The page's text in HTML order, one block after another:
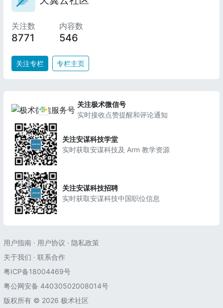
关注数
8771
内容数
546
关注专栏 专栏主页
关注极术微信号
实时接收点赞提醒和评论通知
关注安谋科技学堂
实时获取安谋科技及 Arm 教学资源
关注安谋科技招聘
实时获取安谋科技中国职位信息
用户指南 · 用户协议 · 隐私政策
关于我们 · 联系合作
粤ICP备18004469号
粤公网安备 44030502008014号
版权所有 © 2026 极术社区